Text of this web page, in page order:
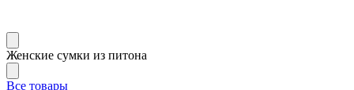
Женские сумки из питона
Все товары